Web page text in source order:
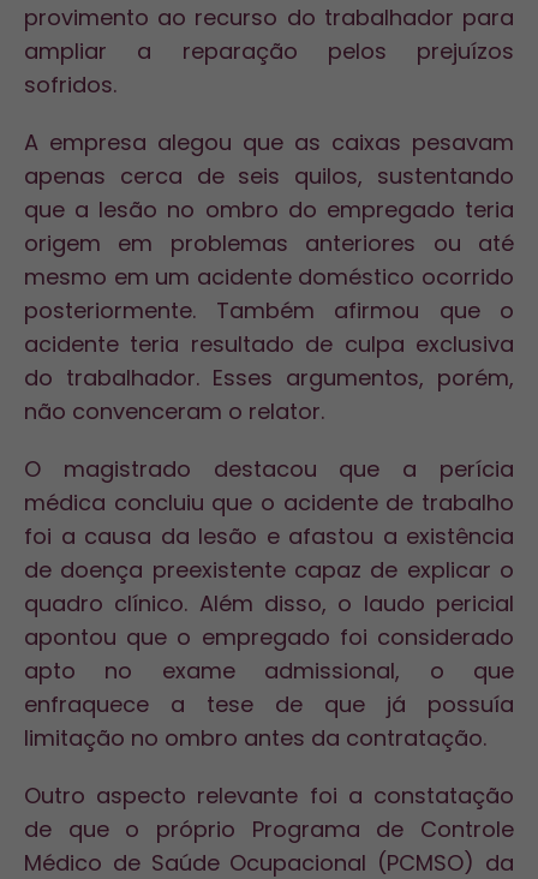
provimento ao recurso do trabalhador para
ampliar a reparação pelos prejuízos
sofridos.
A empresa alegou que as caixas pesavam
apenas cerca de seis quilos, sustentando
que a lesão no ombro do empregado teria
origem em problemas anteriores ou até
mesmo em um acidente doméstico ocorrido
posteriormente. Também afirmou que o
acidente teria resultado de culpa exclusiva
do trabalhador. Esses argumentos, porém,
não convenceram o relator.
O magistrado destacou que a perícia
médica concluiu que o acidente de trabalho
foi a causa da lesão e afastou a existência
de doença preexistente capaz de explicar o
quadro clínico. Além disso, o laudo pericial
apontou que o empregado foi considerado
apto no exame admissional, o que
enfraquece a tese de que já possuía
limitação no ombro antes da contratação.
Outro aspecto relevante foi a constatação
de que o próprio Programa de Controle
Médico de Saúde Ocupacional (PCMSO) da